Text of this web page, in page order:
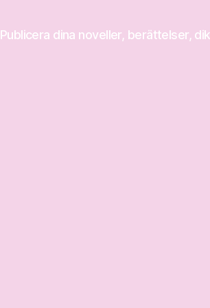
Publicera dina noveller, berättelser,